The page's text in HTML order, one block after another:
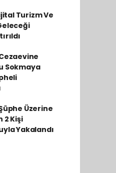
Turizm Ve
Sokmaya
Üzerine
2 Kişi
Yakalandı